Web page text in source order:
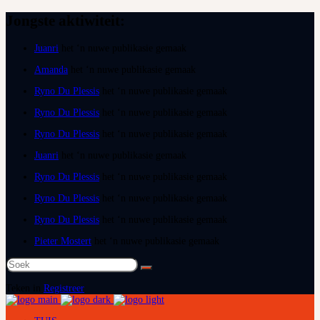
Juanri
Amanda
Ryno Du Plessis
Ryno Du Plessis
Ryno Du Plessis
Juanri
Ryno Du Plessis
Ryno Du Plessis
Ryno Du Plessis
Pieter Mostert
Soek
na:
Registreer